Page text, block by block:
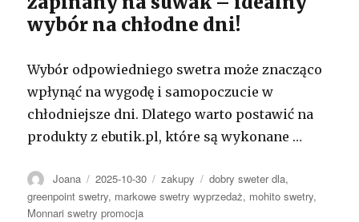
wybór na chłodne dni!
Wybór odpowiedniego swetra może znacząco
wpłynąć na wygodę i samopoczucie w
chłodniejsze dni. Dlatego warto postawić na
produkty z ebutik.pl, które są wykonane …
Autor
Joana Opublikowano
2025-10-30 Kategorie
zakupy Tagi
dobry sweter dla,
greenpoint swetry, markowe swetry wyprzedaż, mohito swetry,
Monnari swetry promocja